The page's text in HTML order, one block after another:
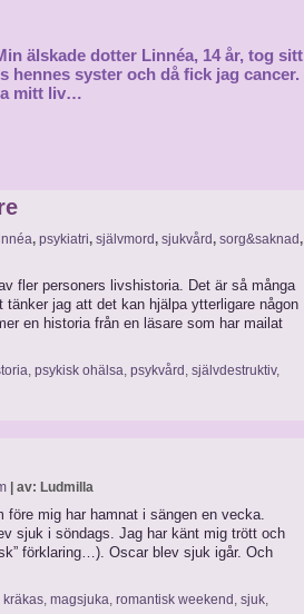
älskade dotter Linnéa, 14 år, tog sitt
hennes syster och då fick jag cancer.
mitt liv…
, psykiatri, självmord, sjukvård, sorg&saknad,
fler personers livshistoria. Det är så många
jag att det kan hjälpa ytterligare någon
en historia från en läsare som har mailat
, psykisk ohälsa, psykvård , självdestruktiv,
| av: Ludmilla
mig har hamnat i sängen en vecka.
sjuk i söndags. Jag har känt mig trött och
förklaring…). Oscar blev sjuk igår. Och
kräkas, magsjuka, romantisk weekend , sjuk,